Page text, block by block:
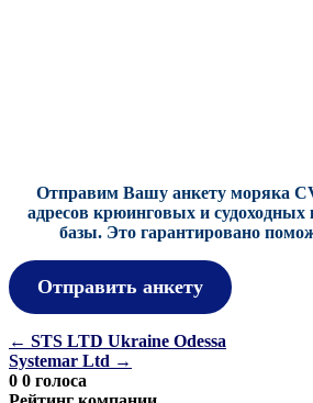
Отправим Вашу анкету моряка
адресов крюинговых и
базы. Это гарантировано
Отправить анкету
Навигация
по
← STS LTD Ukraine Odessa
Systemar Ltd →
0 0 голоса